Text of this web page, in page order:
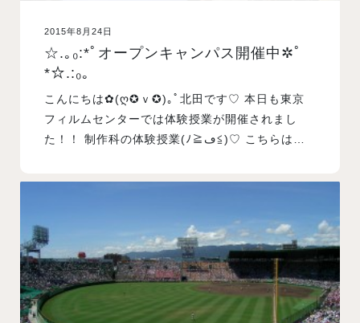
訪問者別メニュー
2015年8月24日
☆.｡₀:*ﾟオープンキャンパス開催中✲ﾟ
*☆.:₀｡
こんにちは✿(ღ✪ｖ✪)｡ﾟ北田です♡ 本日も東京
フィルムセンターでは体験授業が開催されまし
た！！ 制作科の体験授業(ﾉ≧ڡ≦)♡ こちらは…